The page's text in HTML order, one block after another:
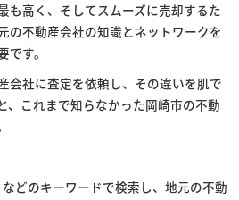
も高く、そしてスムーズに売却するた
の不動産会社の知識とネットワークを
す。
会社に査定を依頼し、その違いを肌で
、これまで知らなかった岡崎市の不動
などのキーワードで検索し、地元の不動